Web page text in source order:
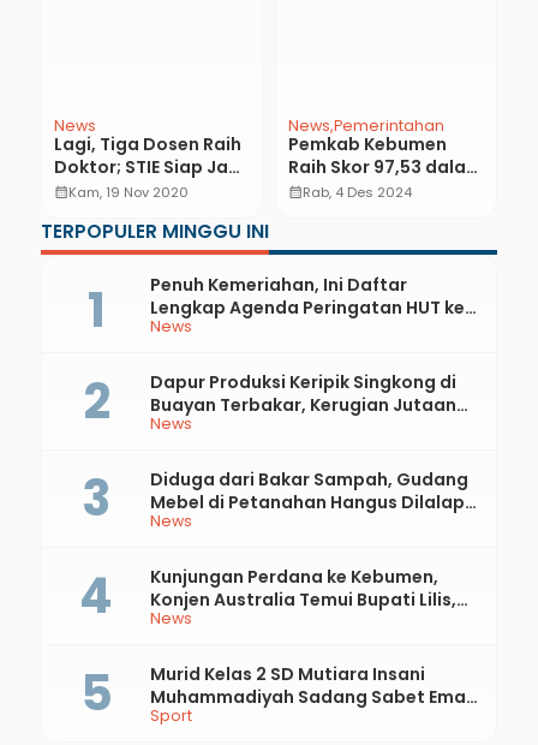
News
Lagi, Tiga Dosen Raih
Doktor; STIE Siap Jadi
Universitas Putra
calendar_monthKam, 19 Nov 2020
News Pemerintahan
Pemkab Kebumen
Raih Skor 97,53 dalam
Bidang Pelayanan
calendar_monthRab, 4 Des 2024
TERPOPULER MINGGU INI
News
Penuh Kemeriahan, Ini Daftar
Lengkap Agenda Peringatan HUT ke-
81 RI dan Hari Jadi ke-397 Kabupaten
News
Dapur Produksi Keripik Singkong di
Buayan Terbakar, Kerugian Jutaan
Rupiah
News
Diduga dari Bakar Sampah, Gudang
Mebel di Petanahan Hangus Dilalap
Api
News
Kunjungan Perdana ke Kebumen,
Konjen Australia Temui Bupati Lilis,
Ini yang Dibahas
Sport
Murid Kelas 2 SD Mutiara Insani
Muhammadiyah Sadang Sabet Emas
dan Perak di Kejurda Tapak Suci